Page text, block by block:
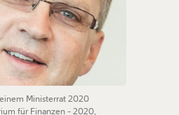
Ministerrat 2020
für Finanzen -2020,